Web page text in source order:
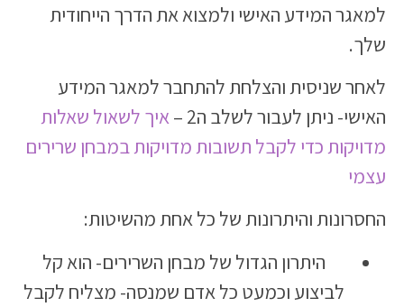
למאגר המידע האישי ולמצוא את הדרך הייחודית
שלך.
לאחר שניסית והצלחת להתחבר למאגר המידע
האישי- ניתן לעבור לשלב ה2 –
איך לשאול שאלות
מדויקות כדי לקבל תשובות מדויקות במבחן שרירים
עצמי
החסרונות והיתרונות של כל אחת מהשיטות:
היתרון הגדול של מבחן השרירים- הוא קל
לביצוע וכמעט כל אדם שמנסה- מצליח לקבל